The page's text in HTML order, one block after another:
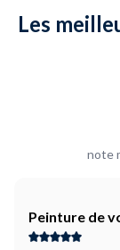
Les
note
Peinture de